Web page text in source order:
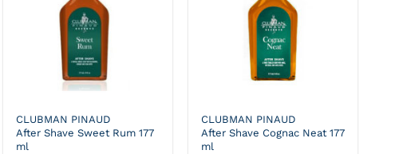
CLUBMAN PINAUD
After Shave Sweet Rum 177
ml
CLUBMAN PINAUD
After Shave Cognac Neat 177
ml